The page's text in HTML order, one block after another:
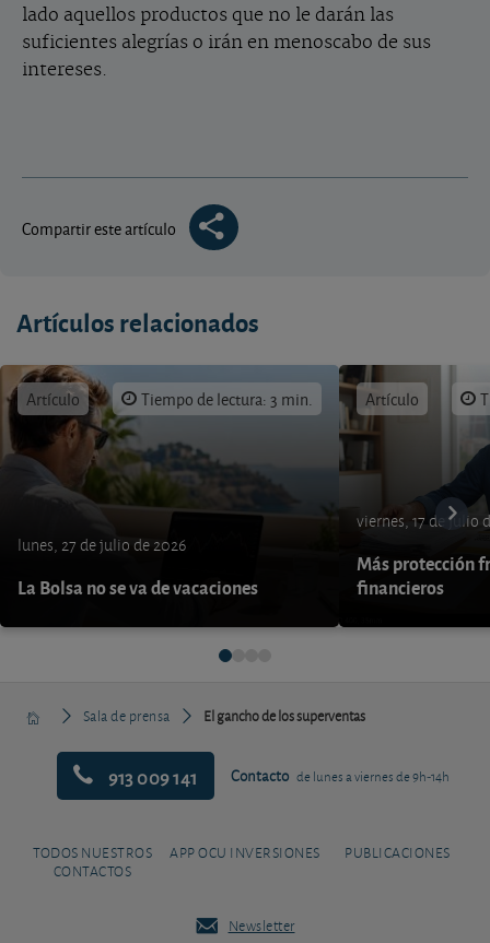
lado aquellos productos que no le darán las
suficientes alegrías o irán en menoscabo de sus
intereses.
Compartir este artículo
Artículos relacionados
Artículo Tiempo de lectura: 3 min.
lunes, 27 de julio de 2026
La Bolsa no se va de vacaciones
Artículo
viernes, 17 de julio
Más protección
financieros
Sala de prensa El gancho de los superventas
913 009 141 Contacto de lunes a viernes de 9h-14h
TODOS NUESTROS
CONTACTOS
APP OCU INVERSIONES PUBLICACIONES
Newsletter